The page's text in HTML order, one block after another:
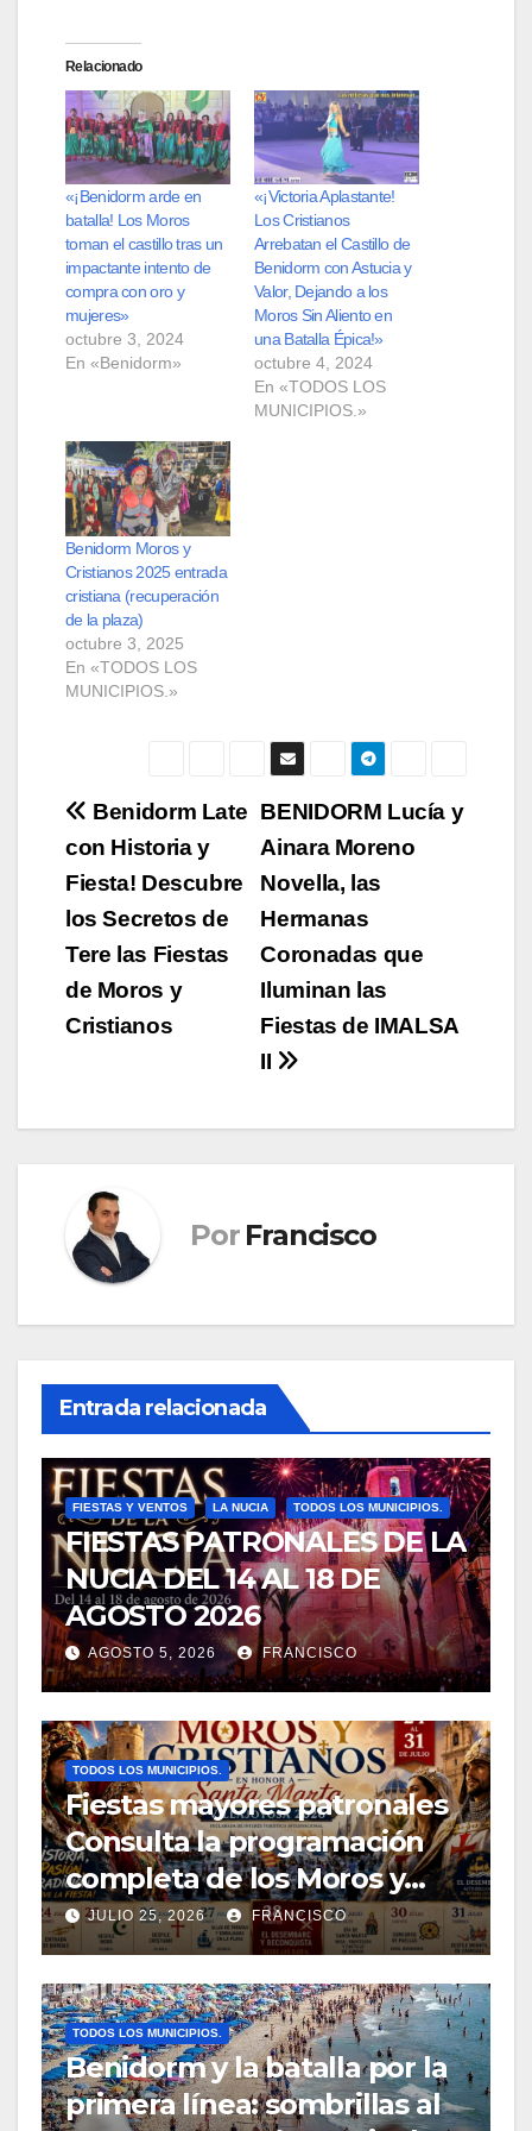
Relacionado
«¡Benidorm arde en
batalla! Los Moros
toman el castillo tras un
impactante intento de
compra con oro y
mujeres»
octubre 3, 2024
En «Benidorm»
«¡Victoria Aplastante!
Los Cristianos
Arrebatan el Castillo de
Benidorm con Astucia y
Valor, Dejando a los
Moros Sin Aliento en
una Batalla Épica!»
octubre 4, 2024
En «TODOS LOS
MUNICIPIOS.»
Benidorm Moros y
Cristianos 2025 entrada
cristiana (recuperación
de la plaza)
octubre 3, 2025
En «TODOS LOS
MUNICIPIOS.»
Navegación
de
entradas
BENIDORM Lucía y
Ainara Moreno
Novella, las
Hermanas
Coronadas que
Iluminan las
Fiestas de IMALSA
II
Benidorm Late
con Historia y
Fiesta! Descubre
los Secretos de
Tere las Fiestas
de Moros y
Cristianos
Por Francisco
Entrada relacionada
FIESTAS Y VENTOS LA NUCIA TODOS LOS MUNICIPIOS.
FIESTAS PATRONALES DE LA
NUCIA DEL 14 AL 18 DE
AGOSTO 2026
AGOSTO 5, 2026 FRANCISCO
TODOS LOS MUNICIPIOS.
Fiestas mayores patronales
Consulta la programación
completa de los Moros y
Cristianos de Villajoyosa
2026
JULIO 25, 2026 FRANCISCO
TODOS LOS MUNICIPIOS.
Benidorm y la batalla por la
primera línea: sombrillas al